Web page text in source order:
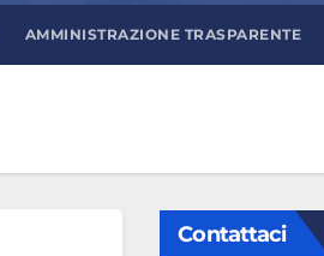
AMMINISTRAZIONE TRASPARENTE
Contattaci